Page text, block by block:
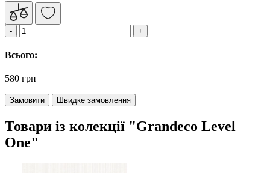
Всього:
580 грн
Замовити Швидке замовлення
Товари із колекції "Grandeco Level
One"